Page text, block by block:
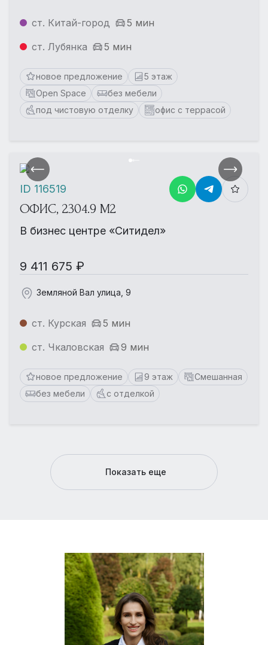
ст. Китай-город
5 мин
ст. Лубянка
5 мин
новое предложение
5 этаж
Open Space
без мебели
под чистовую отделку
офис с террасой
ОФИС, 2304.9 М2
В бизнес центре «Ситидел»
9 411 675 ₽
Земляной Вал улица, 9
ст. Курская
5 мин
ст. Чкаловская
9 мин
новое предложение 9 этаж
Смешанная
без мебели
с отделкой
ID 116519
Показать еще